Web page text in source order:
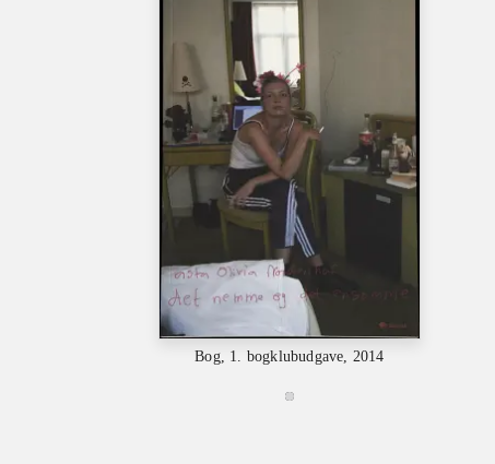
Bog, 1. bogklubudgave, 2014